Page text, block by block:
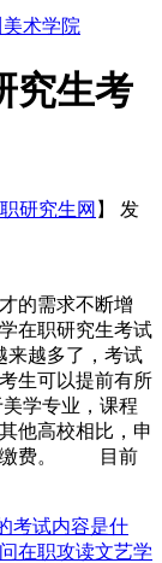
美术学院
究生考
研究生网 】
发
的需求不断增
在职研究生考试
来越多了，考试
生可以提前有所
学专业，课程
他高校相比，申
复缴费。 目前
考试内容是什
在职攻读文艺学